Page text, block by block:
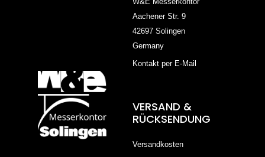
Aachener Str. 9
42697 Solingen
Germany
Kontakt per E-Mail
VERSAND &
RÜCKSENDUNG
Versandkosten